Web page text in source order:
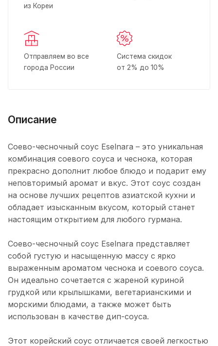
из Кореи
Отправляем во все
города России
Система скидок
от 2% до 10%
Описание
Соево-чесночный соус Eselnara – это уникальная
комбинация соевого соуса и чеснока, которая
прекрасно дополнит любое блюдо и подарит ему
неповторимый аромат и вкус. Этот соус создан
на основе лучших рецептов азиатской кухни и
обладает изысканным вкусом, который станет
настоящим открытием для любого гурмана.
Соево-чесночный соус Eselnara представляет
собой густую и насыщенную массу с ярко
выраженным ароматом чеснока и соевого соуса.
Он идеально сочетается с жареной куриной
грудкой или крылышками, вегетарианскими и
морскими блюдами, а также может быть
использован в качестве дип-соуса.
Этот корейский соус отличается своей легкостью